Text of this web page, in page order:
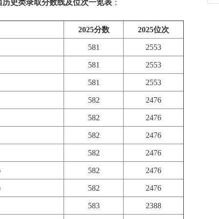
历史类录取分数线及位次一览表 ：
2025分数 2025位次
581 2553
581 2553
581 2553
582 2476
582 2476
582 2476
582 2476
582 2476
582 2476
583 2388